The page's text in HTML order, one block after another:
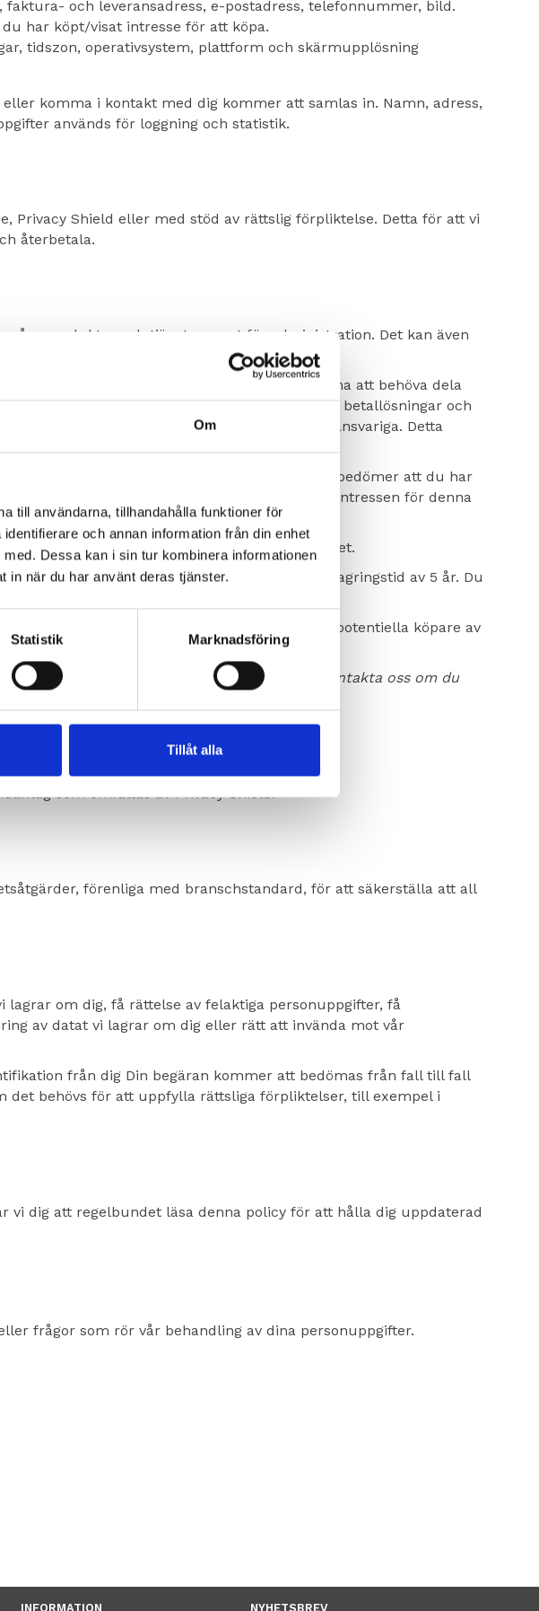
Om
till användarna, tillhandahålla funktioner för
och annan information från din enhet
Dessa kan i sin tur kombinera informationen
in när du har använt deras tjänster.
Statistik Marknadsföring
Tillåt alla
och leveransadress, e-postadress, telefonnummer, bild.
har köpt/visat intresse för att köpa.
tidszon, operativsystem, plattform och skärmupplösning
komma i kontakt med dig kommer att samlas in. Namn, adress,
används för loggning och statistik.
Privacy Shield eller med stöd av rättslig förpliktelse. Detta för att vi
återbetala.
produkter och tjänster samt för administration. Det kan även
fungerat.
tillgång till dina personuppgifter. Vi kan komma att behöva dela
tjänsteleverantörer till oss, såsom IT-tjänster, betallösningar och
företag som är självständigt personuppgiftsansvariga. Detta
om viktiga händelser eller information där vi bedömer att du har
e-post och andra kanaler. Våra berättigande intressen för denna
används också till statistiska ändamål.
efter maximalt 20 år efter inköpsdatumet.
produkter och tjänster, under en lagringstid av 5 år. Du
domstol, jurister, externa rådgivare eller potentiella köpare av
kan komma att ta del av dina uppgifter.
Kontakta oss om du
som omfattas av Privacy Shield.
förenliga med branschstandard, för att säkerställa att all
om dig, få rättelse av felaktiga personuppgifter, få
av datat vi lagrar om dig eller rätt att invända mot vår
från dig Din begäran kommer att bedömas från fall till fall
det behövs för att uppfylla rättsliga förpliktelser, till exempel i
vi dig att regelbundet läsa denna policy för att hålla dig uppdaterad
frågor som rör vår behandling av dina personuppgifter.
INFORMATION NYHETSBREV